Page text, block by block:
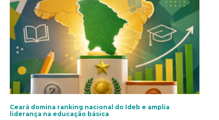
Ceará domina ranking nacional do Ideb e amplia
liderança na educação básica